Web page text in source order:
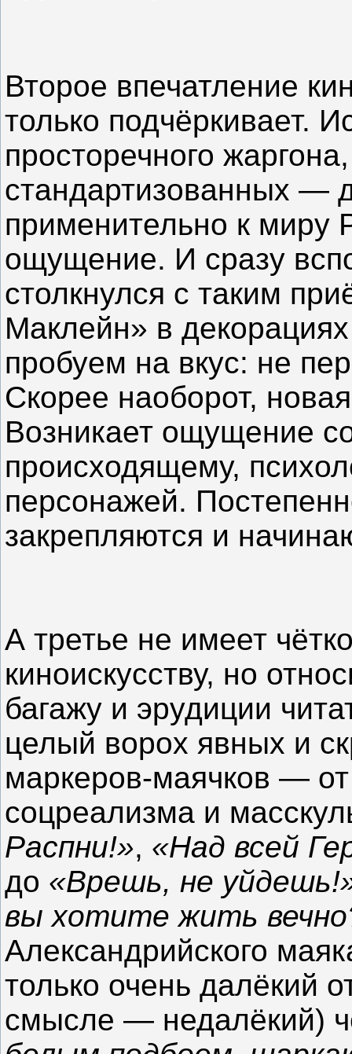
Второе впечатление
только подчёркивает.
просторечного
стандартизованных
применительно к миру
ощущение. И сразу
столкнулся с таким
Маклейн» в
пробуем на вкус: не
Скорее наоборот,
Возникает ощущение
происходящему,
персонажей.
закрепляются и
А третье не имеет
киноискусству, но
багажу и эрудиции
целый ворох явных и
маркеров-маячков —
соцреализма и
Распни!», «Над всей
до «Врешь, не
вы хотите жить
Александрийского
только очень далёкий
смысле — недалёкий)